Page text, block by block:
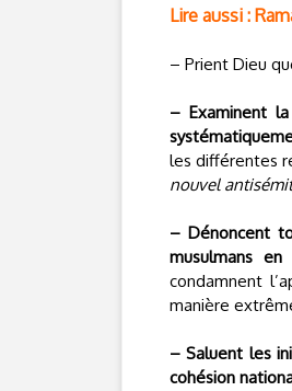
Lire aussi :
– Prient Dieu
– Examinent
les différentes
nouvel
– Dénoncent
musulmans
condamnent
manière
– Saluent les
cohésion